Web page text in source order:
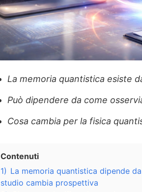
La memoria quantistica esiste
Può dipendere da come
Cosa cambia per la fisica
Contenuti
1) La memoria quantistica dipende
studio cambia prospettiva